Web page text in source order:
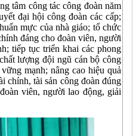
tâm công tác công đoàn năm
đại hội công đoàn các cấp;
mực của nhà giáo; tổ chức
đáng cho đoàn viên, người
tiếp tục triển khai các phong
lượng đội ngũ cán bộ công
mạnh; nâng cao hiệu quả
chính, tài sản công đoàn đúng
viên, người lao động, giải